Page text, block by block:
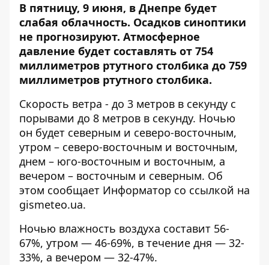
В пятницу, 9 июня, в Днепре будет
слабая облачность. Осадков синоптики
не прогнозируют. Атмосферное
давление будет составлять от 754
миллиметров ртутного столбика до 759
миллиметров ртутного столбика.
Скорость ветра - до 3 метров в секунду с
порывами до 8 метров в секунду. Ночью
он будет северным и северо-восточным,
утром – северо-восточным и восточным,
днем – юго-восточным и восточным, а
вечером – восточным и северным. Об
этом сообщает Информатор со ссылкой на
gismeteo.ua.
Ночью влажность воздуха составит 56-
67%, утром — 46-69%, в течение дня — 32-
33%, а вечером — 32-47%.